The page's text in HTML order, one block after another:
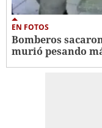
EN FOTOS
Bomberos
murió pesando